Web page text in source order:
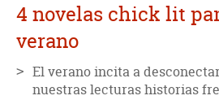
4 novelas chick lit
verano
El verano incita a
nuestras lecturas historias